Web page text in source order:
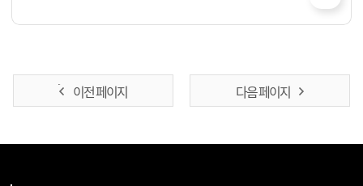
이전 페이지 다음 페이지